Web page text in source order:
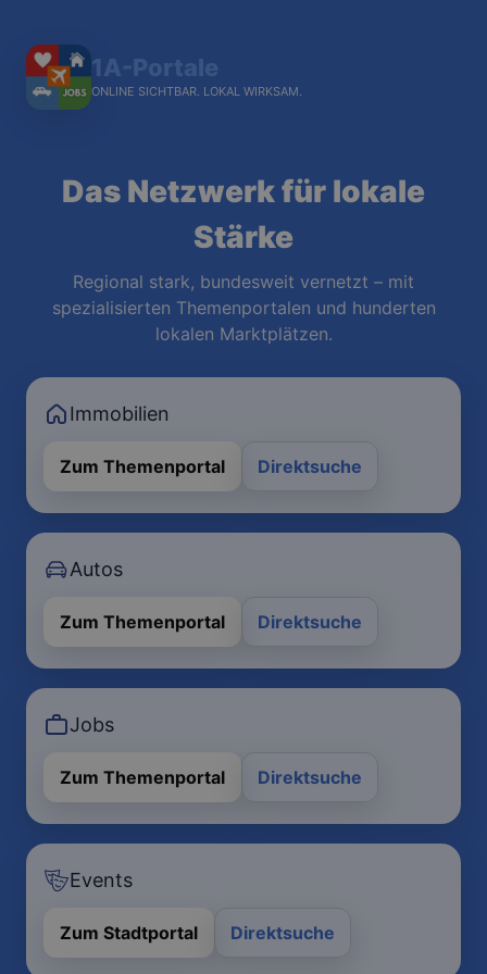
1A-Portale
ONLINE SICHTBAR. LOKAL WIRKSAM.
Das Netzwerk für lokale
Stärke
Regional stark, bundesweit vernetzt – mit
spezialisierten Themenportalen und hunderten
lokalen Marktplätzen.
Immobilien
Zum Themenportal Direktsuche
Autos
Zum Themenportal Direktsuche
Jobs
Zum Themenportal Direktsuche
Events
Zum Stadtportal Direktsuche